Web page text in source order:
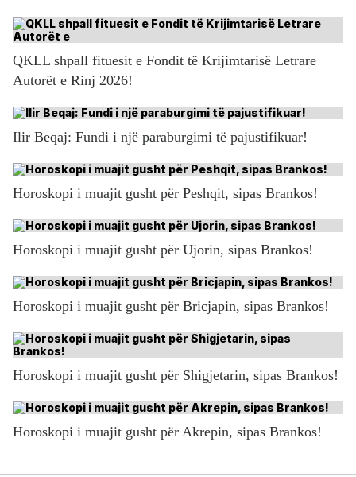
QKLL shpall fituesit e Fondit të Krijimtarisë Letrare
Autorët e Rinj 2026!
Ilir Beqaj: Fundi i një paraburgimi të pajustifikuar!
Horoskopi i muajit gusht për Peshqit, sipas Brankos!
Horoskopi i muajit gusht për Ujorin, sipas Brankos!
Horoskopi i muajit gusht për Bricjapin, sipas Brankos!
Horoskopi i muajit gusht për Shigjetarin, sipas Brankos!
Horoskopi i muajit gusht për Akrepin, sipas Brankos!